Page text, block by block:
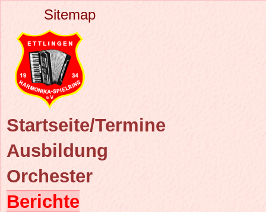
Sitemap
Startseite/Termine
Ausbildung
Orchester
Berichte